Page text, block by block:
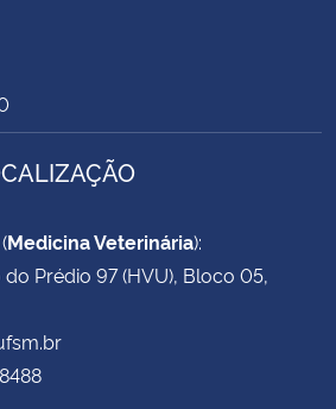
Medicina Veterinária):
Prédio 97 (HVU), Bloco 05,